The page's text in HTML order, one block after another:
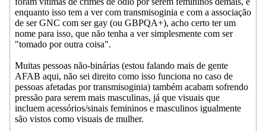
enquanto isso tem a ver com transmisoginia e com a associação
de ser GNC com ser gay (ou GBPQA+), acho certo ter um
nome para isso, que não tenha a ver simplesmente com ser
"tomado por outra coisa".
Muitas pessoas não-binárias (estou falando mais de gente
AFAB aqui, não sei direito como isso funciona no caso de
pessoas afetadas por transmisoginia) também acabam sofrendo
pressão para serem mais masculinas, já que visuais que
incluem acessórios/sinais femininos e masculinos igualmente
são vistos como visuais de mulher.